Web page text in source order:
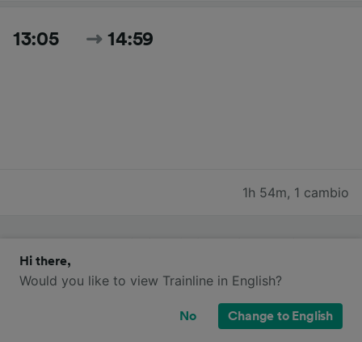
13:05 14:59
1h 54m, 1 cambio
Hi there,
Would you like to view Trainline in English?
No Change to English